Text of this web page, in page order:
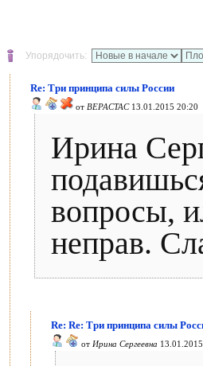
Упорядочить:
Re: Три принципа силы России
от BEPACTAC13.01.2015 20:20
Ирина
вопросы,
неправ.
Re: Re: Три принципа силы
от Ирина Сергеевна